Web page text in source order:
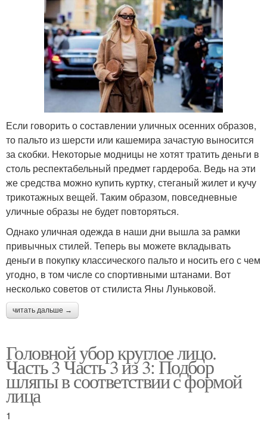
Если говорить о составлении уличных осенних образов,
то пальто из шерсти или кашемира зачастую выносится
за скобки. Некоторые модницы не хотят тратить деньги в
столь респектабельный предмет гардероба. Ведь на эти
же средства можно купить куртку, стеганый жилет и кучу
трикотажных вещей. Таким образом, повседневные
уличные образы не будет повторяться.
Однако уличная одежда в наши дни вышла за рамки
привычных стилей. Теперь вы можете вкладывать
деньги в покупку классического пальто и носить его с чем
угодно, в том числе со спортивными штанами. Вот
несколько советов от стилиста Яны Луньковой.
читать дальше →
Головной убор круглое лицо.
Часть 3 Часть 3 из 3: Подбор
шляпы в соответствии с формой
лица
1